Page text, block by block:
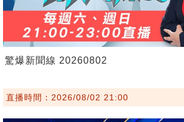
驚爆新聞線 20260802
直播時間：2026/08/02 21:00